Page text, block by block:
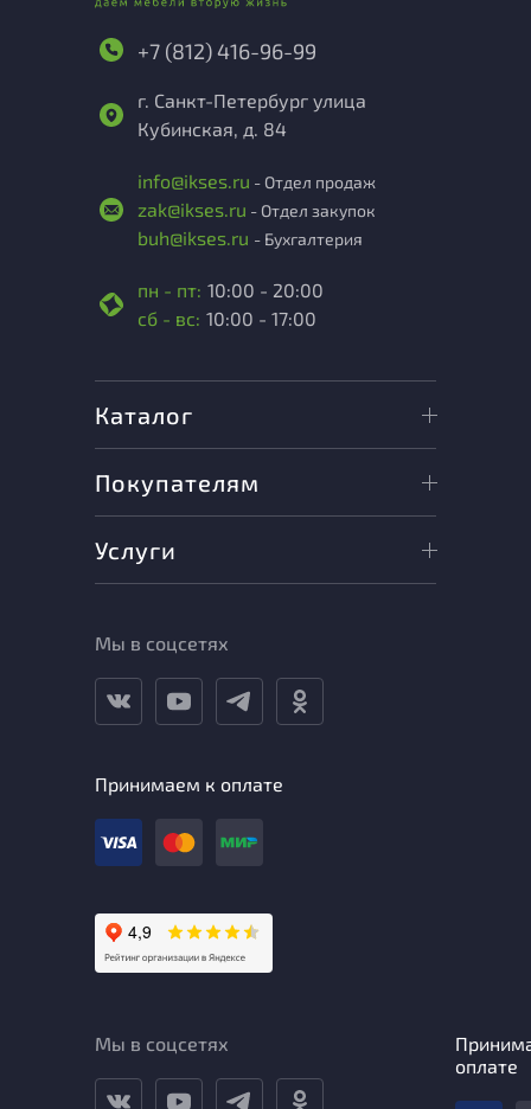
+7 (812) 416-96-99
г. Санкт-Петербург улица
Кубинская, д. 84
info@ikses.ru - Отдел продаж
zak@ikses.ru - Отдел закупок
buh@ikses.ru - Бухгалтерия
пн - пт: 10:00 - 20:00
сб - вс: 10:00 - 17:00
Каталог
Покупателям
Услуги
Мы в соцсетях
Принимаем к оплате
Мы в соцсетях
оплате